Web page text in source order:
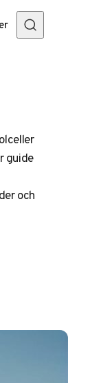
guide
och